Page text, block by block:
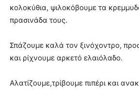
κολοκύθια, ψιλοκόβουμε τα
πρασινάδα τους.
Σπάζουμε καλά τον ξινόχοντρο,
και ρίχνουμε αρκετό ελαιόλαδο.
Αλατίζουμε,τρίβουμε πιπέρι και